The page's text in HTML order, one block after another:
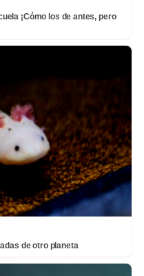
¡Cómo los de antes, pero
de otro planeta